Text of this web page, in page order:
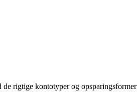
rigtige kontotyper og opsparingsformer